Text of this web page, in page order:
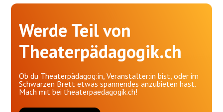
Werde Teil von
Theaterpädagogik.ch
Ob du Theaterpädagog:in, Veranstalter:in bist, oder im
Schwarzen Brett etwas spannendes anzubieten hast.
Mach mit bei theaterpaedagogik.ch!